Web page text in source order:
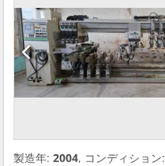
製造年: 2004, コンディション: